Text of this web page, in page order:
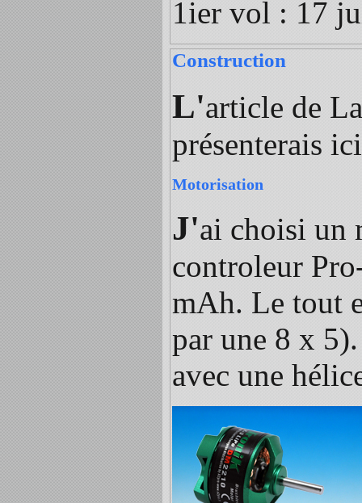
1ier vol : 17
Construction
L'article de
présenterais
Motorisation
J'ai choisi un
controleur
mAh. Le tout
par une 8 x
avec une